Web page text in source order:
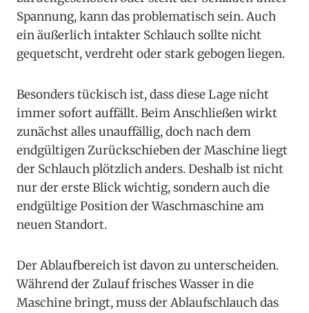
Spannung, kann das problematisch sein. Auch
ein äußerlich intakter Schlauch sollte nicht
gequetscht, verdreht oder stark gebogen liegen.
Besonders tückisch ist, dass diese Lage nicht
immer sofort auffällt. Beim Anschließen wirkt
zunächst alles unauffällig, doch nach dem
endgültigen Zurückschieben der Maschine liegt
der Schlauch plötzlich anders. Deshalb ist nicht
nur der erste Blick wichtig, sondern auch die
endgültige Position der Waschmaschine am
neuen Standort.
Der Ablaufbereich ist davon zu unterscheiden.
Während der Zulauf frisches Wasser in die
Maschine bringt, muss der Ablaufschlauch das